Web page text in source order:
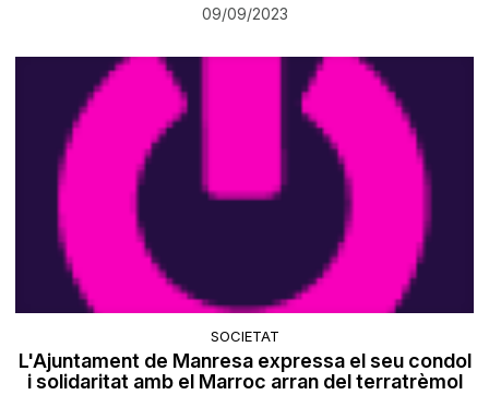
09/09/2023
SOCIETAT
L'Ajuntament de Manresa expressa el seu condol
i solidaritat amb el Marroc arran del terratrèmol